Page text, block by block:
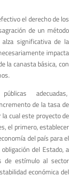
el derecho de los
de un método
significativa de la
impacta
la canasta básica, con
adecuadas,
de la tasa de
cual este proyecto de
el primero, establecer
del país para el
del Estado, a
de estímulo al sector
económica del